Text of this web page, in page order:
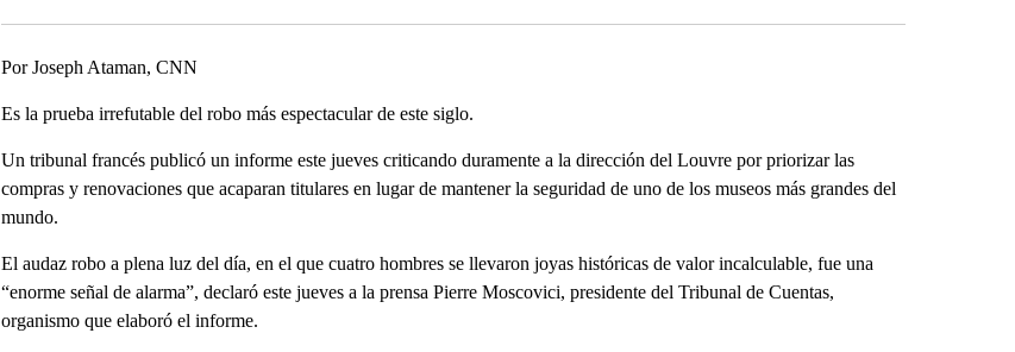
Por Joseph Ataman, CNN
Es la prueba irrefutable del robo más espectacular de este siglo.
Un tribunal francés publicó un informe este jueves criticando duramente a la dirección del Louvre por priorizar las
compras y renovaciones que acaparan titulares en lugar de mantener la seguridad de uno de los museos más grandes del
mundo.
El audaz robo a plena luz del día, en el que cuatro hombres se llevaron joyas históricas de valor incalculable, fue una
“enorme señal de alarma”, declaró este jueves a la prensa Pierre Moscovici, presidente del Tribunal de Cuentas,
organismo que elaboró ​​el informe.